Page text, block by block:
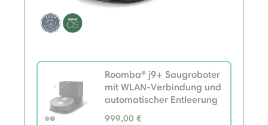
Roomba® j9+ Saugroboter
mit WLAN-Verbindung und
automatischer Entleerung
999,00 €